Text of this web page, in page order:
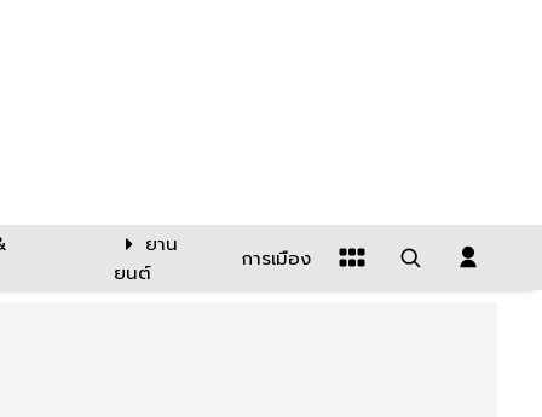
ยาน
ยนต์
การเมือง